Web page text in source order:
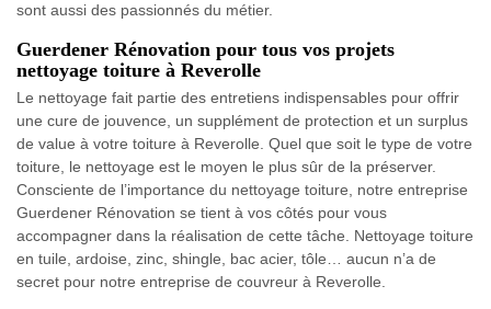
sont aussi des passionnés du métier.
Guerdener Rénovation pour tous vos projets
nettoyage toiture à Reverolle
Le nettoyage fait partie des entretiens indispensables pour offrir
une cure de jouvence, un supplément de protection et un surplus
de value à votre toiture à Reverolle. Quel que soit le type de votre
toiture, le nettoyage est le moyen le plus sûr de la préserver.
Consciente de l’importance du nettoyage toiture, notre entreprise
Guerdener Rénovation se tient à vos côtés pour vous
accompagner dans la réalisation de cette tâche. Nettoyage toiture
en tuile, ardoise, zinc, shingle, bac acier, tôle… aucun n’a de
secret pour notre entreprise de couvreur à Reverolle.